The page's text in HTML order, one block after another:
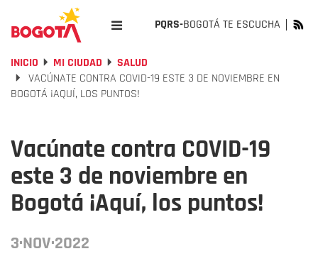
PQRS-BOGOTÁ TE ESCUCHA
INICIO MI CIUDAD
SALUD
VACÚNATE CONTRA COVID-19 ESTE 3 DE NOVIEMBRE EN
BOGOTÁ ¡AQUÍ, LOS PUNTOS!
Vacúnate contra COVID-19
este 3 de noviembre en
Bogotá ¡Aquí, los puntos!
3·NOV·2022